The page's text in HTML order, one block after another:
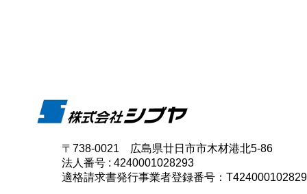
〒738-0021 広島県廿日市市木材港北5-86
法人番号 : 4240001028293
適格請求書発行事業者登録番号：